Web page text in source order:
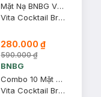
Mặt Nạ BNBG Vita Complex Dưỡng Sáng Da, Mờ Thâm Nám 30ml
Vita Cocktail Brightening Foil Mask
280.000 ₫
590.000 ₫
BNBG
Combo 10 Mặt Nạ BNBG Vita Complex Dưỡng Sáng, Mờ Thâm Nám 30ml
Vita Cocktail Brightening Foil Mask